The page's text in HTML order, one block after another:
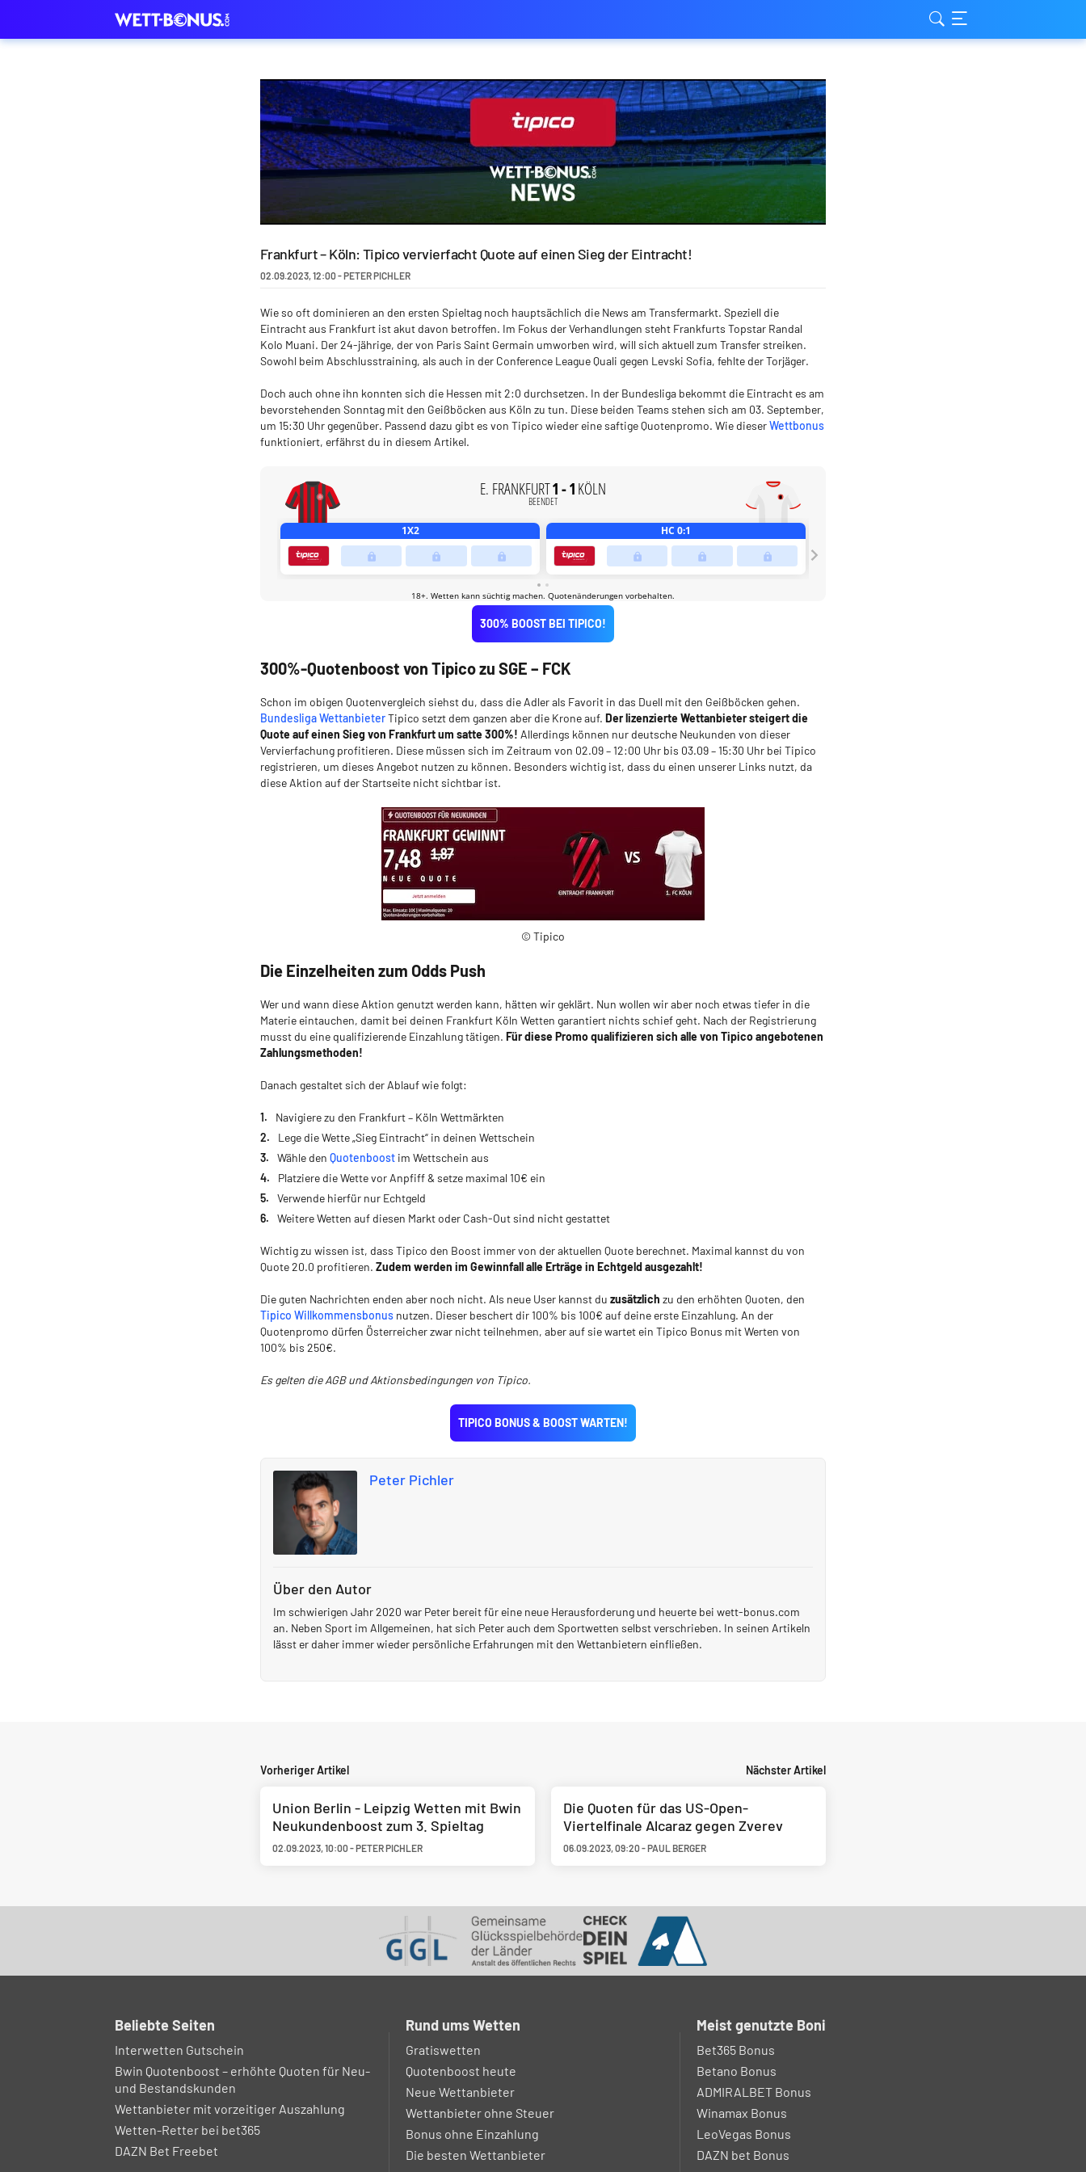
Frankfurt – Köln: Tipico vervierfacht Quote auf einen Sieg der Eintracht!
02.09.2023,12:00-PETER PICHLER
Wie so oft dominieren an den ersten Spieltag noch hauptsächlich die News am Transfermarkt. Speziell die
Eintracht aus Frankfurt ist akut davon betroffen. Im Fokus der Verhandlungen steht Frankfurts Topstar Randal
Kolo Muani. Der 24-jährige, der von Paris Saint Germain umworben wird, will sich aktuell zum Transfer streiken.
Sowohl beim Abschlusstraining, als auch in der Conference League Quali gegen Levski Sofia, fehlte der Torjäger.
Doch auch ohne ihn konnten sich die Hessen mit 2:0 durchsetzen. In der Bundesliga bekommt die Eintracht es am
bevorstehenden Sonntag mit den Geißböcken aus Köln zu tun. Diese beiden Teams stehen sich am 03. September,
um 15:30 Uhr gegenüber. Passend dazu gibt es von Tipico wieder eine saftige Quotenpromo. Wie dieserWettbonus
funktioniert, erfährst du in diesem Artikel.
300% BOOST BEI TIPICO!
300%-Quotenboost von Tipico zu SGE – FCK
Schon im obigen Quotenvergleich siehst du, dass die Adler als Favorit in das Duell mit den Geißböcken gehen.
Bundesliga WettanbieterTipico setzt dem ganzen aber die Krone auf. Der lizenzierte Wettanbieter steigert die
Quote auf einen Sieg von Frankfurt um satte 300%! Allerdings können nur deutsche Neukunden von dieser
Vervierfachung profitieren. Diese müssen sich im Zeitraum von 02.09 – 12:00 Uhr bis 03.09 – 15:30 Uhr bei Tipico
registrieren, um dieses Angebot nutzen zu können. Besonders wichtig ist, dass du einen unserer Links nutzt, da
diese Aktion auf der Startseite nicht sichtbar ist.
© Tipico
Die Einzelheiten zum Odds Push
Wer und wann diese Aktion genutzt werden kann, hätten wir geklärt. Nun wollen wir aber noch etwas tiefer in die
Materie eintauchen, damit bei deinen Frankfurt Köln Wetten garantiert nichts schief geht. Nach der Registrierung
musst du eine qualifizierende Einzahlung tätigen. Für diese Promo qualifizieren sich alle von Tipico angebotenen
Zahlungsmethoden!
Danach gestaltet sich der Ablauf wie folgt:
Navigiere zu den Frankfurt – Köln Wettmärkten
Lege die Wette „Sieg Eintracht“ in deinen Wettschein
Wähle den Quotenboost im Wettschein aus
Platziere die Wette vor Anpfiff & setze maximal 10€ ein
Verwende hierfür nur Echtgeld
Weitere Wetten auf diesen Markt oder Cash-Out sind nicht gestattet
Wichtig zu wissen ist, dass Tipico den Boost immer von der aktuellen Quote berechnet. Maximal kannst du von
Quote 20.0 profitieren. Zudem werden im Gewinnfall alle Erträge in Echtgeld ausgezahlt!
Die guten Nachrichten enden aber noch nicht. Als neue User kannst du zusätzlich zu den erhöhten Quoten, den
Tipico Willkommensbonus nutzen. Dieser beschert dir 100% bis 100€ auf deine erste Einzahlung. An der
Quotenpromo dürfen Österreicher zwar nicht teilnehmen, aber auf sie wartet ein Tipico Bonus mit Werten von
100% bis 250€.
Es gelten die AGB und Aktionsbedingungen von Tipico.
TIPICO BONUS & BOOST WARTEN!
Peter Pichler
Über den Autor
Im schwierigen Jahr 2020 war Peter bereit für eine neue Herausforderung und heuerte bei wett-bonus.com
an. Neben Sport im Allgemeinen, hat sich Peter auch dem Sportwetten selbst verschrieben. In seinen Artikeln
lässt er daher immer wieder persönliche Erfahrungen mit den Wettanbietern einfließen.
Vorheriger Artikel
Union Berlin - Leipzig Wetten mit Bwin
Neukundenboost zum 3. Spieltag
02.09.2023,10:00-PETER PICHLER
Nächster Artikel
Die Quoten für das US-Open-
Viertelfinale Alcaraz gegen Zverev
06.09.2023,09:20-PAUL BERGER
Beliebte Seiten
Interwetten Gutschein
Bwin Quotenboost – erhöhte Quoten für Neu-
und Bestandskunden
Wettanbieter mit vorzeitiger Auszahlung
Wetten-Retter bei bet365
DAZN Bet Freebet
Rund ums Wetten
Gratiswetten
Quotenboost heute
Neue Wettanbieter
Wettanbieter ohne Steuer
Bonus ohne Einzahlung
Die besten Wettanbieter
Meist genutzte Boni
Bet365 Bonus
Betano Bonus
ADMIRALBET Bonus
Winamax Bonus
LeoVegas Bonus
DAZN bet Bonus